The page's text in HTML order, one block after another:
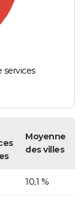
services
Moyenne
des villes
10,1 %